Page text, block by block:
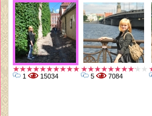
1 15034 5 7084